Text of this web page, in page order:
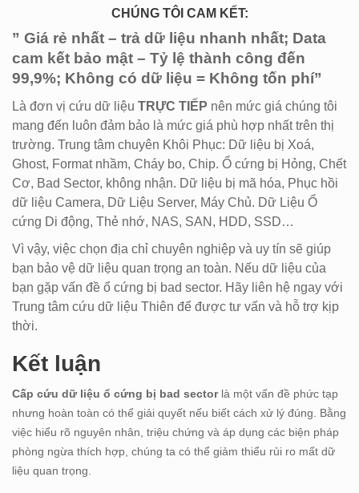
CHÚNG TÔI CAM KẾT:
” Giá rẻ nhất – trả dữ liệu nhanh nhất; Data
cam kết bảo mật – Tỷ lệ thành công đến
99,9%; Không có dữ liệu = Không tốn phí”
Là đơn vị cứu dữ liệu TRỰC TIẾP nên mức giá chúng tôi
mang đến luôn đảm bảo là mức giá phù hợp nhất trên thị
trường. Trung tâm chuyên Khôi Phục: Dữ liệu bị Xoá,
Ghost, Format nhầm, Cháy bo, Chip. Ổ cứng bị Hỏng, Chết
Cơ, Bad Sector, không nhận. Dữ liệu bị mã hóa, Phục hồi
dữ liệu Camera, Dữ Liệu Server, Máy Chủ. Dữ Liệu Ổ
cứng Di động, Thẻ nhớ, NAS, SAN, HDD, SSD…
Vì vậy, việc chọn địa chỉ chuyên nghiệp và uy tín sẽ giúp
bạn bảo vệ dữ liệu quan trọng an toàn. Nếu dữ liệu của
bạn gặp vấn đề ổ cứng bị bad sector. Hãy liên hệ ngay với
Trung tâm cứu dữ liệu Thiên để được tư vấn và hỗ trợ kịp
thời.
Kết luận
Cấp cứu dữ liệu ổ cứng bị bad sectorlà một vấn đề phức tạp
nhưng hoàn toàn có thể giải quyết nếu biết cách xử lý đúng. Bằng
việc hiểu rõ nguyên nhân, triệu chứng và áp dụng các biện pháp
phòng ngừa thích hợp, chúng ta có thể giảm thiểu rủi ro mất dữ
liệu quan trọng.